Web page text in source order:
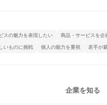
スの魅力を表現したい 商品・サービスを企
いものに挑戦 個人の能力を重視 若手が
企業を知る